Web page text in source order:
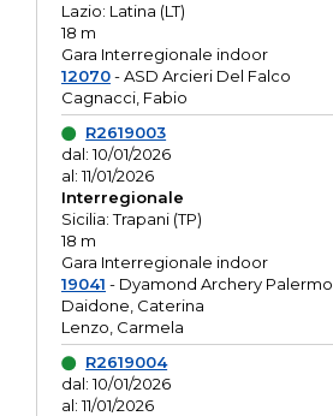
Lazio: Latina (LT)
18 m
Gara Interregionale indoor
12070- ASD Arcieri Del Falco
Cagnacci, Fabio
R2619003
dal: 10/01/2026
al: 11/01/2026
Interregionale
Sicilia: Trapani (TP)
18 m
Gara Interregionale indoor
19041 - Dyamond Archery Palermo
Daidone, Caterina
Lenzo, Carmela
R2619004
dal: 10/01/2026
al: 11/01/2026